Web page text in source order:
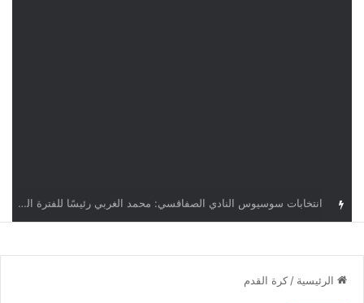
قرعة دوري أبطال إفريقيا: النادي الإفريقي في حال التأهل يواجه مازمبي أو ميدياما
الرئيسية / كرة القدم